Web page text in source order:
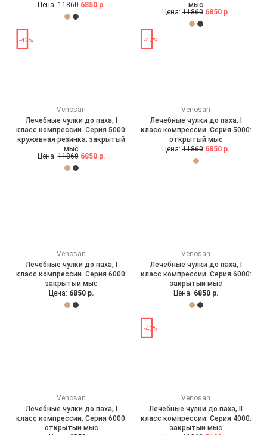
Цена:11860 6850 р.
мыс
Цена:11860 6850 р.
-42%
Venosan
Лечебные чулки до паха, I
класс компрессии. Серия 5000:
кружевная резинка, закрытый
мыс
Цена:11860 6850 р.
-42%
Venosan
Лечебные чулки до паха, I
класс компрессии. Серия 5000:
открытый мыс
Цена:11860 6850 р.
Venosan
Лечебные чулки до паха, I
класс компрессии. Серия 6000:
закрытый мыс
Цена: 6850 р.
Venosan
Лечебные чулки до паха, I
класс компрессии. Серия 6000:
закрытый мыс
Цена: 6850 р.
Venosan
Лечебные чулки до паха, I
класс компрессии. Серия 6000:
открытый мыс
-40%
Venosan
Лечебные чулки до паха, II
класс компрессии. Серия 4000:
закрытый мыс